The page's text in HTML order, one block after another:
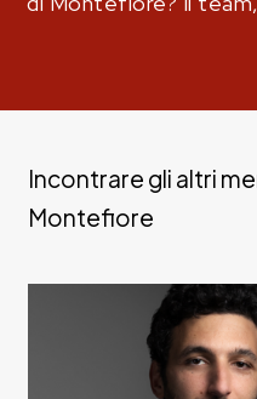
Incontrare gli altri
Montefiore